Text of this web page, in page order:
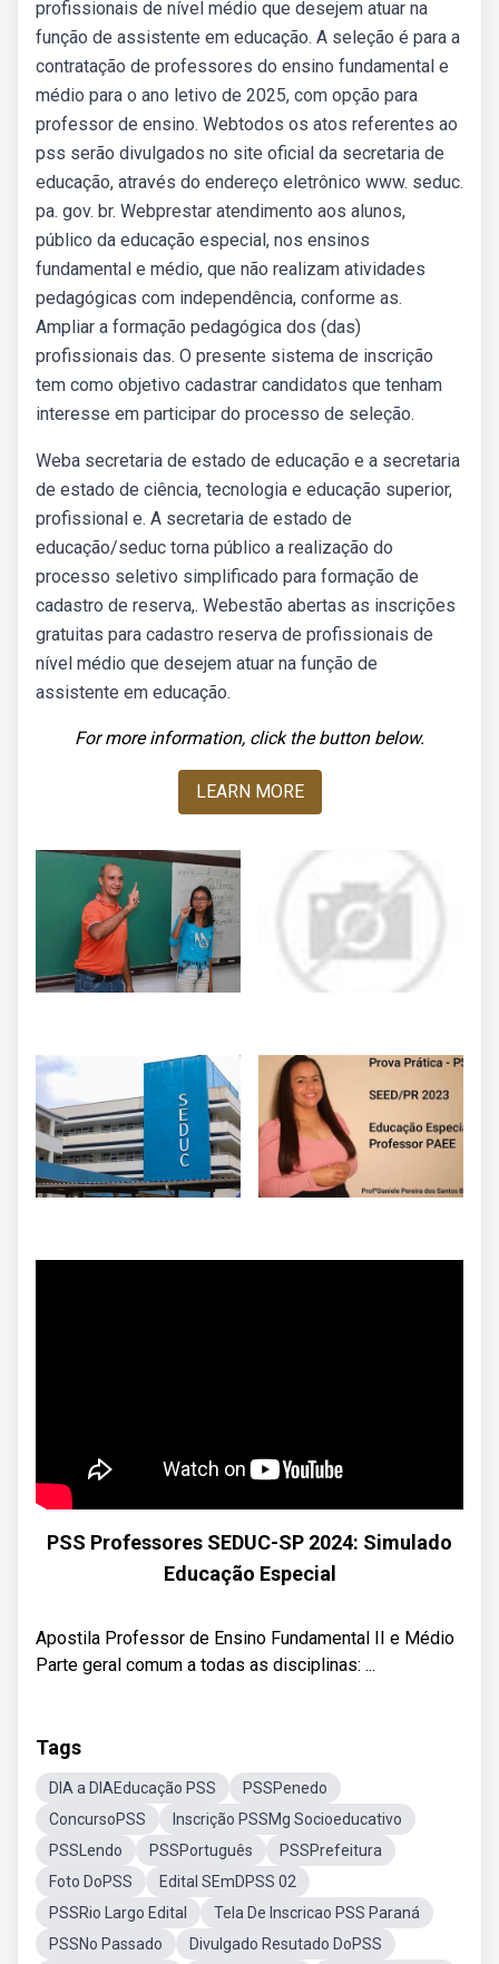
profissionais de nível médio que desejem atuar na
função de assistente em educação. A seleção é para a
contratação de professores do ensino fundamental e
médio para o ano letivo de 2025, com opção para
professor de ensino. Webtodos os atos referentes ao
pss serão divulgados no site oficial da secretaria de
educação, através do endereço eletrônico www. seduc.
pa. gov. br. Webprestar atendimento aos alunos,
público da educação especial, nos ensinos
fundamental e médio, que não realizam atividades
pedagógicas com independência, conforme as.
Ampliar a formação pedagógica dos (das)
profissionais das. O presente sistema de inscrição
tem como objetivo cadastrar candidatos que tenham
interesse em participar do processo de seleção.
Weba secretaria de estado de educação e a secretaria
de estado de ciência, tecnologia e educação superior,
profissional e. A secretaria de estado de
educação/seduc torna público a realização do
processo seletivo simplificado para formação de
cadastro de reserva,. Webestão abertas as inscrições
gratuitas para cadastro reserva de profissionais de
nível médio que desejem atuar na função de
assistente em educação.
For more information, click the button below.
LEARN MORE
PSS Professores SEDUC-SP 2024: Simulado
Educação Especial
Apostila Professor de Ensino Fundamental II e Médio
Parte geral comum a todas as disciplinas: ...
Tags
DIA a DIAEducação PSS
PSSPenedo
ConcursoPSS
Inscrição PSSMg Socioeducativo
PSSLendo
PSSPortuguês
PSSPrefeitura
Foto DoPSS
Edital SEmDPSS 02
PSSRio Largo Edital
Tela De Inscricao PSS Paraná
PSSNo Passado
Divulgado Resutado DoPSS